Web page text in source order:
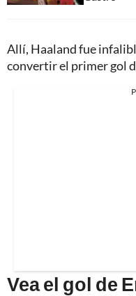
Allí, Haaland fue
convertir el primer gol
Vea el gol de